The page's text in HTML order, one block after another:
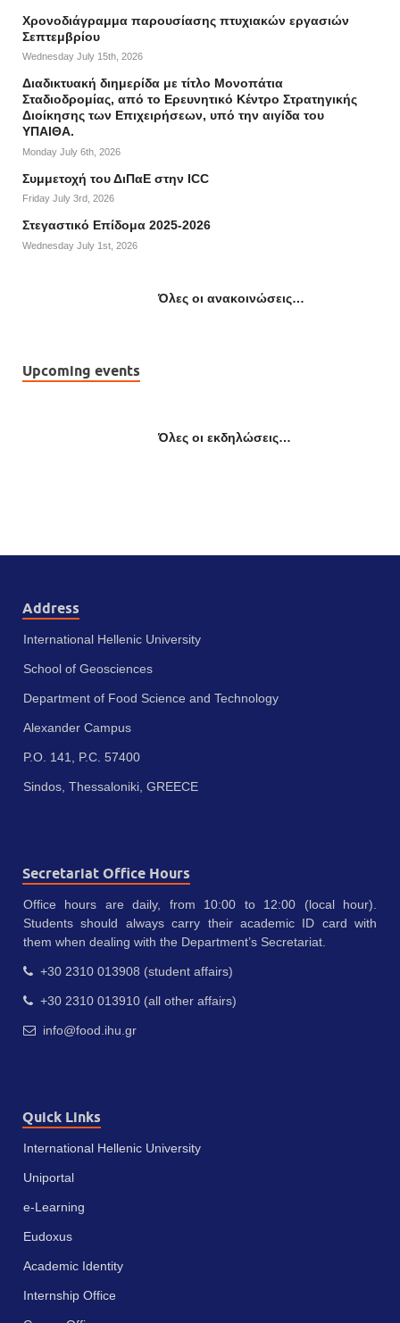
Χρονοδιάγραμμα παρουσίασης πτυχιακών εργασιών
Σεπτεμβρίου
Wednesday July 15th, 2026
Διαδικτυακή διημερίδα με τίτλο Μονοπάτια
Σταδιοδρομίας, από το Ερευνητικό Κέντρο Στρατηγικής
Διοίκησης των Επιχειρήσεων, υπό την αιγίδα του
ΥΠΑΙΘΑ.
Monday July 6th, 2026
Συμμετοχή του ΔιΠαΕ στην ICC
Friday July 3rd, 2026
Στεγαστικό Επίδομα 2025-2026
Wednesday July 1st, 2026
Όλες οι ανακοινώσεις…
Upcoming events
Όλες οι εκδηλώσεις…
Address
International Hellenic University
School of Geosciences
Department of Food Science and Technology
Alexander Campus
P.O. 141, P.C. 57400
Sindos, Thessaloniki, GREECE
Secretariat Office Hours
Office hours are daily, from 10:00 to 12:00 (local hour).
Students should always carry their academic ID card with
them when dealing with the Department’s Secretariat.
+30 2310 013908 (student affairs)
+30 2310 013910 (all other affairs)
info@food.ihu.gr
Quick Links
International Hellenic University
Uniportal
e-Learning
Eudoxus
Academic Identity
Internship Office